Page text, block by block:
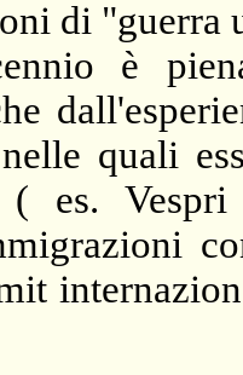
di
è
quali
es. Vespri